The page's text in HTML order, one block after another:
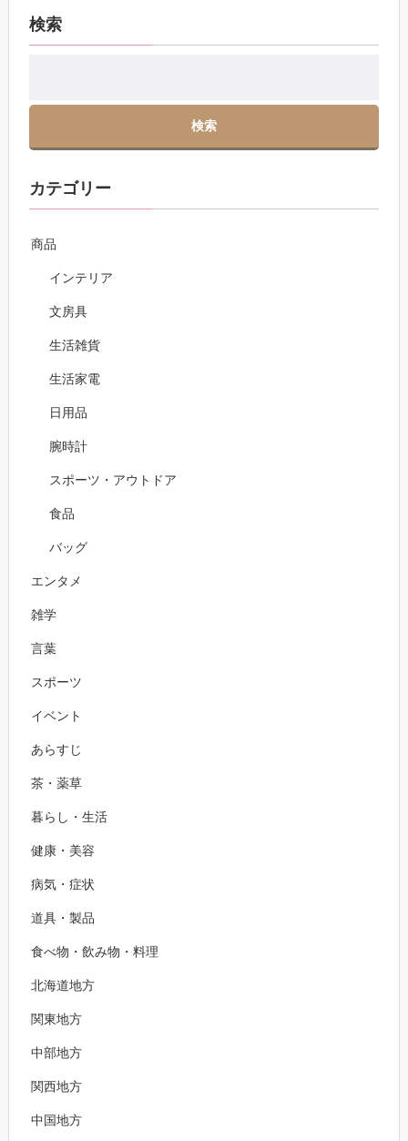
検索
カテゴリー
商品
インテリア
文房具
生活雑貨
生活家電
日用品
腕時計
スポーツ・アウトドア
食品
バッグ
エンタメ
雑学
言葉
スポーツ
イベント
あらすじ
茶・薬草
暮らし・生活
健康・美容
病気・症状
道具・製品
食べ物・飲み物・料理
北海道地方
関東地方
中部地方
関西地方
中国地方